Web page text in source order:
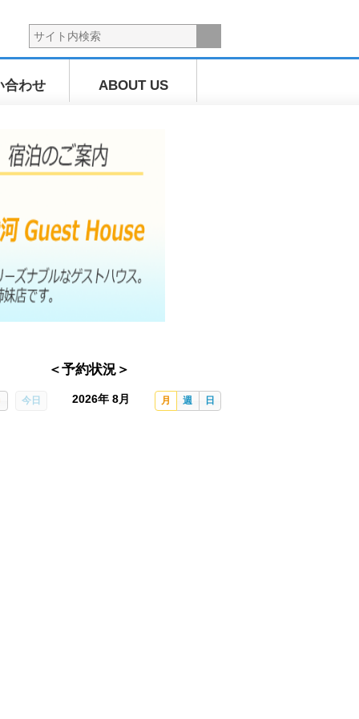
上散歩ツ
アー
合わせ ABOUT US
＜予約状況＞
今日 月 週 日
2026年 8月